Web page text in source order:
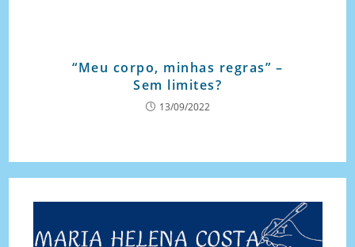
“Meu corpo, minhas regras” –
Sem limites?
13/09/2022